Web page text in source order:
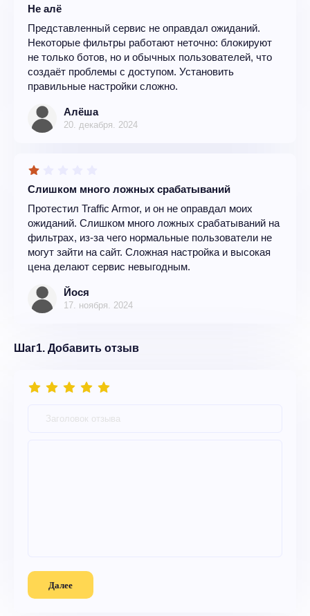
Не алё
Представленный сервис не оправдал ожиданий.
Некоторые фильтры работают неточно: блокируют
не только ботов, но и обычных пользователей, что
создаёт проблемы с доступом. Установить
правильные настройки сложно.
Алёша
20. декабря. 2024
Слишком много ложных срабатываний
Протестил Traffic Armor, и он не оправдал моих
ожиданий. Слишком много ложных срабатываний на
фильтрах, из-за чего нормальные пользователи не
могут зайти на сайт. Сложная настройка и высокая
цена делают сервис невыгодным.
Йося
17. ноября. 2024
Шаг1. Добавить отзыв
Далее